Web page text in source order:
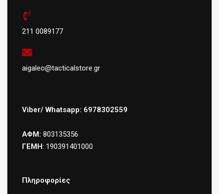
211 0089177
aigaleo@tacticalstore.gr
Viber/ Whatsapp: 6978302559
ΑΦΜ: 803135356
ΓΕΜΗ: 190391401000
Πληροφορίες